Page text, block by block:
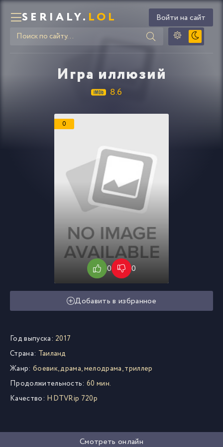
SERIALY. LOL Войти на сайт
Игра иллюзий
8.6
0
0 0
Добавить в избранное
Год выпуска: 2017
Страна: Таиланд
Жанр: боевик, драма, мелодрама, триллер
Продолжительность: 60 мин.
Качество: HDTVRip 720p
Смотреть онлайн